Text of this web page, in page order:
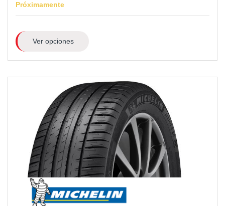
Próximamente
Ver opciones